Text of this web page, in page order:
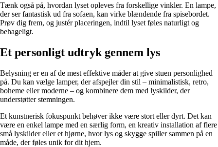
Tænk også på, hvordan lyset opleves fra forskellige vinkler. En lampe,
der ser fantastisk ud fra sofaen, kan virke blændende fra spisebordet.
Prøv dig frem, og justér placeringen, indtil lyset føles naturligt og
behageligt.
Et personligt udtryk gennem lys
Belysning er en af de mest effektive måder at give stuen personlighed
på. Du kan vælge lamper, der afspejler din stil – minimalistisk, retro,
boheme eller moderne – og kombinere dem med lyskilder, der
understøtter stemningen.
Et kunstnerisk fokuspunkt behøver ikke være stort eller dyrt. Det kan
være en enkel lampe med en særlig form, en kreativ installation af flere
små lyskilder eller et hjørne, hvor lys og skygge spiller sammen på en
måde, der føles unik for dit hjem.